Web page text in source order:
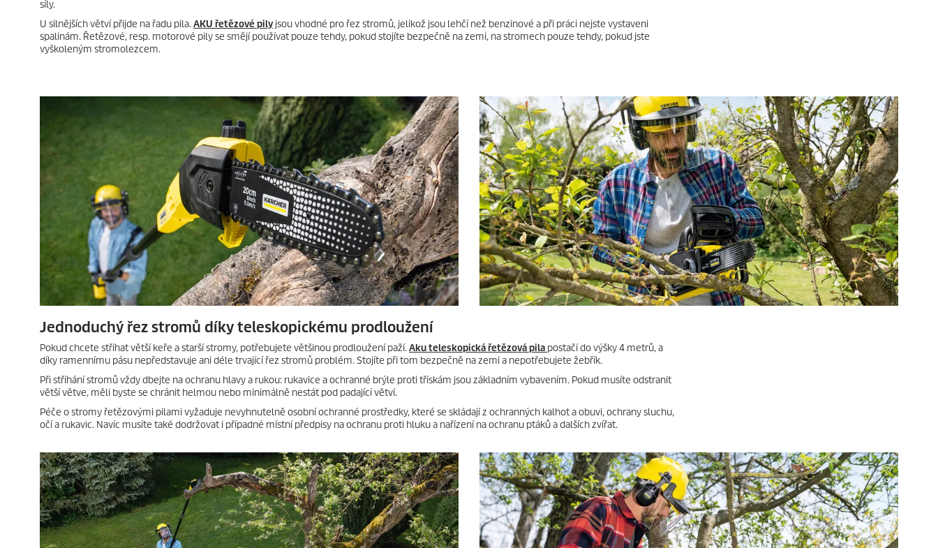
síly.
U silnějších větví přijde na řadu pila.AKU řetězové pily jsou vhodné pro řez stromů, jelikož jsou lehčí než benzinové a při práci nejste vystaveni
spalinám. Řetězové, resp. motorové pily se smějí používat pouze tehdy, pokud stojíte bezpečně na zemi, na stromech pouze tehdy, pokud jste
vyškoleným stromolezcem.
Jednoduchý řez stromů díky teleskopickému prodloužení
Pokud chcete stříhat větší keře a starší stromy, potřebujete většinou prodloužení paží.Aku teleskopická řetězová pila postačí do výšky 4 metrů, a
díky ramennímu pásu nepředstavuje ani déle trvající řez stromů problém. Stojíte při tom bezpečně na zemi a nepotřebujete žebřík.
Při stříhání stromů vždy dbejte na ochranu hlavy a rukou: rukavice a ochranné brýle proti třískám jsou základním vybavením. Pokud musíte odstranit
větší větve, měli byste se chránit helmou nebo minimálně nestát pod padající větví.
Péče o stromy řetězovými pilami vyžaduje nevyhnutelně osobní ochranné prostředky, které se skládají z ochranných kalhot a obuvi, ochrany sluchu,
očí a rukavic. Navíc musíte také dodržovat i případné místní předpisy na ochranu proti hluku a nařízení na ochranu ptáků a dalších zvířat.